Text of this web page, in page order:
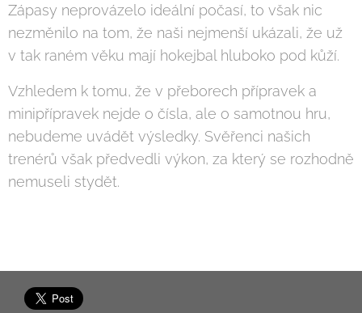
Zápasy neprovázelo ideální počasí, to však nic
nezměnilo na tom, že naši nejmenší ukázali, že už
v tak raném věku mají hokejbal hluboko pod kůží.
Vzhledem k tomu, že v přeborech přípravek a
minipřípravek nejde o čísla, ale o samotnou hru,
nebudeme uvádět výsledky. Svěřenci našich
trenérů však předvedli výkon, za který se rozhodně
nemuseli stydět.